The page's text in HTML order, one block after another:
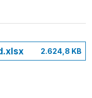
2.624,8 KB